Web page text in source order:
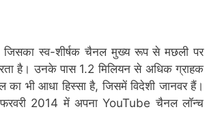
स्व-शीर्षक चैनल मुख्य रूप से मछली पर
है। उनके पास 1.2 मिलियन से अधिक ग्राहक
भी आधा हिस्सा है, जिसमें विदेशी जानवर हैं।
2014 में अपना YouTube चैनल लॉन्च